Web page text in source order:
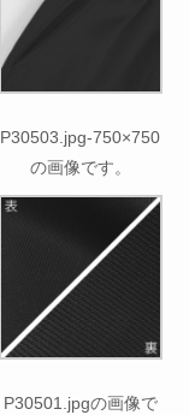
P30503.jpg-750×750
の画像です。
P30501.jpgの画像で